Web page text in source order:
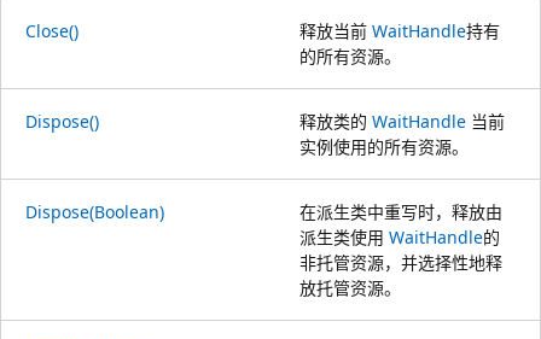
Close() 释放当前 WaitHandle持有
的所有资源。
Dispose() 释放类的 WaitHandle 当前
实例使用的所有资源。
Dispose(Boolean)
在派生类中重写时，释放由
派生类使用 WaitHandle的
非托管资源，并选择性地释
放托管资源。